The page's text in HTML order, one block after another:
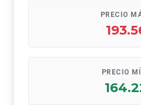
PRECIO
PRECIO